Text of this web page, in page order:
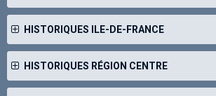
HISTORIQUES ILE-DE-FRANCE
HISTORIQUES RÉGION CENTRE